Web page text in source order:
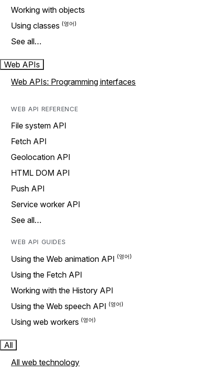
Working with objects
Using classes
See all…
Web APIs
Web APIs: Programming interfaces
WEB API REFERENCE
File system API
Fetch API
Geolocation API
HTML DOM API
Push API
Service worker API
See all…
WEB API GUIDES
Using the Web animation API
Using the Fetch API
Working with the History API
Using the Web speech API
Using web workers
All
All web technology